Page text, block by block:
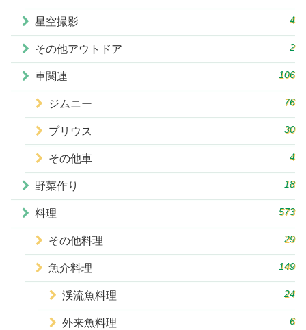
星空撮影 4
その他アウトドア 2
車関連 106
ジムニー 76
プリウス 30
その他車 4
野菜作り 18
料理 573
その他料理 29
魚介料理 149
渓流魚料理 24
外来魚料理 6